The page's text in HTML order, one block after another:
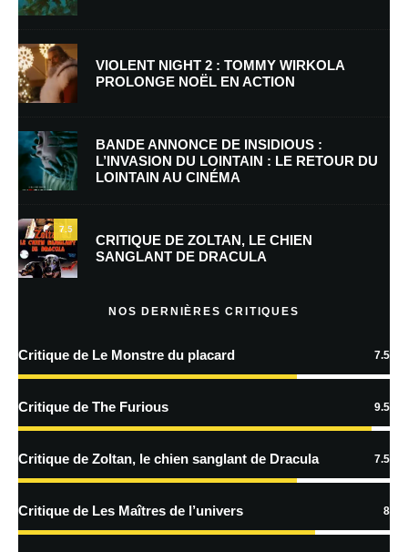
Nom*
E-mail
Enregistrer mon nom, mon e-mail et mon site dans le navigateur pour
mon prochain commentaire.
Prévenez-moi de tous les nouveaux commentaires par e-mail.
Prévenez-moi de tous les nouveaux articles par e-mail.
En savoir
traitées
VIOLENT NIGHT 2 : TOMMY WIRKOLA
PROLONGE NOËL EN ACTION
BANDE ANNONCE DE INSIDIOUS :
L’INVASION DU LOINTAIN : LE RETOUR DU
LOINTAIN AU CINÉMA
7.5
CRITIQUE DE ZOLTAN, LE CHIEN
SANGLANT DE DRACULA
NOS DERNIÈRES CRITIQUES
Critique de Le Monstre du placard 7.5
Critique de The Furious 9.5
Critique de Zoltan, le chien sanglant de Dracula 7.5
Critique de Les Maîtres de l’univers 8